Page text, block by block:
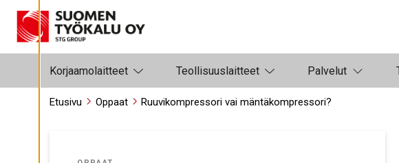
S
E
T
U
K
Korjaamolaitteet Teollisuuslaitteet Palvelut
Etusivu Oppaat Ruuvikompressori vai mäntäkompressori?